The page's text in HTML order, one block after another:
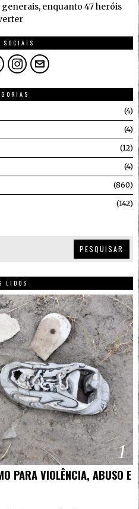
enquanto 47 heróis
SOCIAIS
4
4
12
4
860
142
PESQUISAR
LIDOS
1
PARA VIOLÊNCIA, ABUSO E